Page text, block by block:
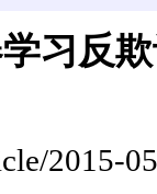
习反
2015-